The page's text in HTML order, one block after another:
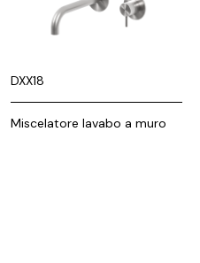
DXX18
Miscelatore lavabo a muro